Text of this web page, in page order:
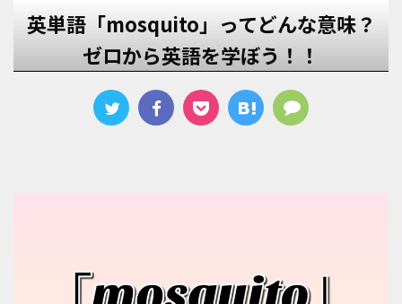
英単語「mosquito」ってどんな意味？
ゼロから英語を学ぼう！！